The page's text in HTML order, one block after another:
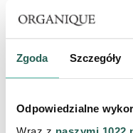
Zgoda Szczegóły
Odpowiedzialne